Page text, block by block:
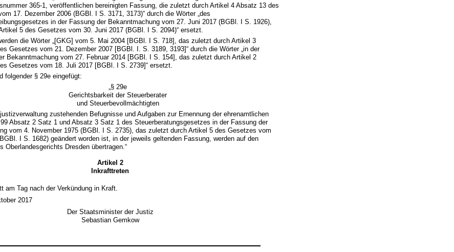
365-1, veröffentlichen bereinigten Fassung, die zuletzt durch Artikel 4 Absatz 13 des
17. Dezember 2006 (BGBl. I S. 3171, 3173)“ durch die Wörter „des
in der Fassung der Bekanntmachung vom 27. Juni 2017 (BGBl. I S. 1926),
5 des Gesetzes vom 30. Juni 2017 (BGBl. I S. 2094)“ ersetzt.
die Wörter „[GKG] vom 5. Mai 2004 [BGBl. I S. 718], das zuletzt durch Artikel 3
Gesetzes vom 21. Dezember 2007 [BGBl. I. S. 3189, 3193]“ durch die Wörter „in der
Bekanntmachung vom 27. Februar 2014 [BGBl. I S. 154], das zuletzt durch Artikel 2
Gesetzes vom 18. Juli 2017 [BGBl. I S. 2739]“ ersetzt.
folgender § 29e eingefügt:
„§ 29e
Gerichtsbarkeit der Steuerberater
und Steuerbevollmächtigten
zustehenden Befugnisse und Aufgaben zur Ernennung der ehrenamtlichen
Absatz 2 Satz 1 und Absatz 3 Satz 1 des Steuerberatungsgesetzes in der Fassung der
vom 4. November 1975 (BGBl. I S. 2735), das zuletzt durch Artikel 5 des Gesetzes vom
I S. 1682) geändert worden ist, in der jeweils geltenden Fassung, werden auf den
Oberlandesgerichts Dresden übertragen.“
Artikel 2
Inkrafttreten
am Tag nach der Verkündung in Kraft.
2017
Der Staatsminister der Justiz
Sebastian Gemkow